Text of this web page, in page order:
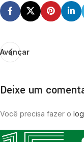
Avançar
Deixe um
Você precisa fazer o